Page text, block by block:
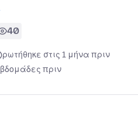
40
ρωτήθηκε στις 1 μήνα πριν
πριν